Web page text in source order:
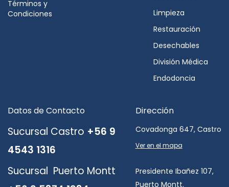
Términos y
Condiciones
Limpieza
Restauración
Desechables
División Médica
Endodoncia
Datos de Contacto
Sucursal Castro +56 9
4543 1316
Sucursal Puerto Montt
Dirección
Covadonga 647, Castro
Ver en el mapa
Presidente Ibañez 107,
Puerto Montt.